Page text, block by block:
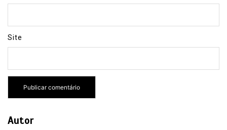
Site
Autor